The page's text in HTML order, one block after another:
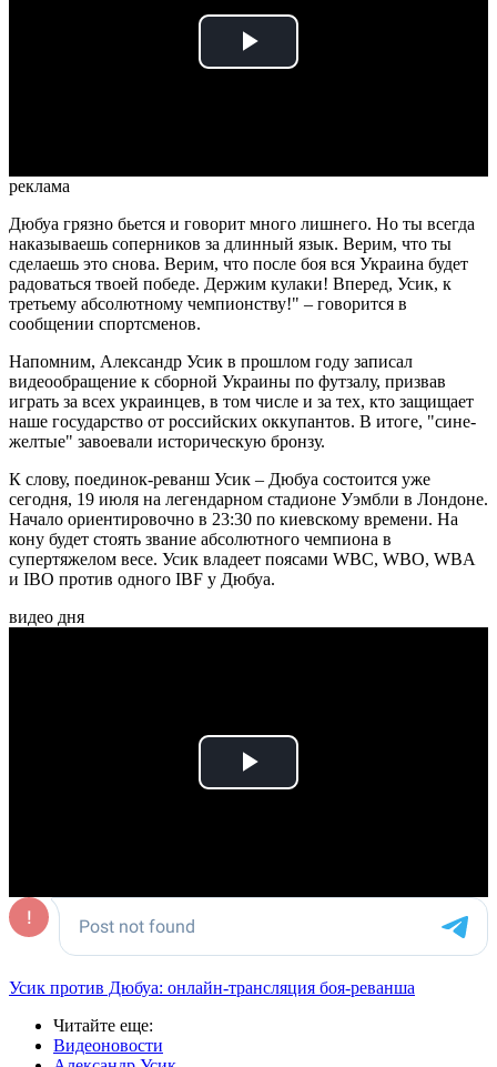
Play
реклама
Дюбуа грязно бьется и говорит много лишнего. Но ты всегда
наказываешь соперников за длинный язык. Верим, что ты
сделаешь это снова. Верим, что после боя вся Украина будет
радоваться твоей победе. Держим кулаки! Вперед, Усик, к
третьему абсолютному чемпионству!" – говорится в
сообщении спортсменов.
Напомним, Александр Усик в прошлом году записал
видеообращение к сборной Украины по футзалу, призвав
играть за всех украинцев, в том числе и за тех, кто защищает
наше государство от российских оккупантов. В итоге, "сине-
желтые" завоевали историческую бронзу.
К слову, поединок-реванш Усик – Дюбуа состоится уже
сегодня, 19 июля на легендарном стадионе Уэмбли в Лондоне.
Начало ориентировочно в 23:30 по киевскому времени. На
кону будет стоять звание абсолютного чемпиона в
супертяжелом весе. Усик владеет поясами WBC, WBO, WBA
и IBO против одного IBF у Дюбуа.
видео дня
Play
Усик против Дюбуа: онлайн-трансляция боя-реванша
Читайте еще:
Видеоновости